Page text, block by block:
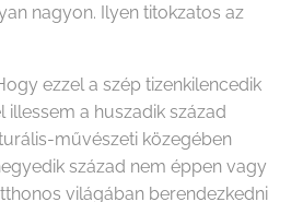
nagyon. Ilyen titokzatos az
ezzel a szép tizenkilencedik
a huszadik század
művészeti közegében
század nem éppen vagy
világában berendezkedni